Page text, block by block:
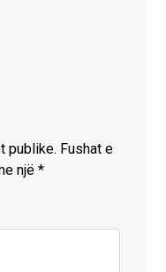
publike. Fushat e
një*